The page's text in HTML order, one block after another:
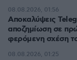
Αποκαλύψεις
αποζημίωση σε
φερόμενη σχέση
08.08.2026, 01:56
08.08.2026, 01:25